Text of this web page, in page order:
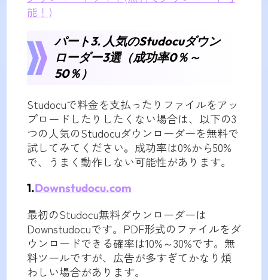
能！)
パート3. 人気のStudocuダウン
ローダー3選（成功率0％～
50％）
Studocuで料金を支払ったりファイルをアッ
プロードしたりしたくない場合は、以下の3
つの人気のStudocuダウンローダーを無料で
試してみてください。 成功率は0%から50%
で、うまく動作しない可能性があります。
1.Downstudocu.com
最初のStudocu無料ダウンローダーは
Downstudocuです。PDF形式のファイルをダ
ウンロードできる確率は10%～30%です。無
料ツールですが、広告が多すぎてかなり煩
わしい場合があります。